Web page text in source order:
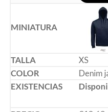
XS
Denim